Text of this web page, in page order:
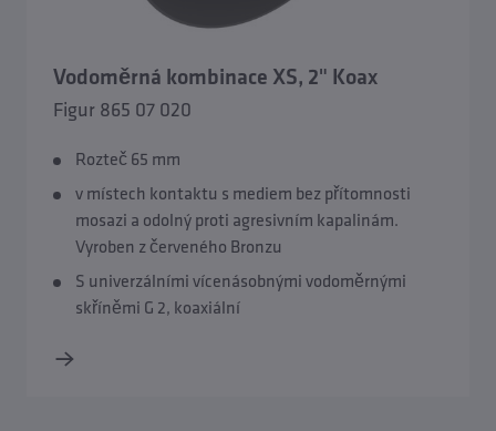
Vodoměrná kombinace XS, 2" Koax
Figur 865 07 020
Rozteč 65 mm
v místech kontaktu s mediem bez přítomnosti
mosazi a odolný proti agresivním kapalinám.
Vyroben z červeného Bronzu
S univerzálními vícenásobnými vodoměrnými
skříněmi G 2, koaxiální